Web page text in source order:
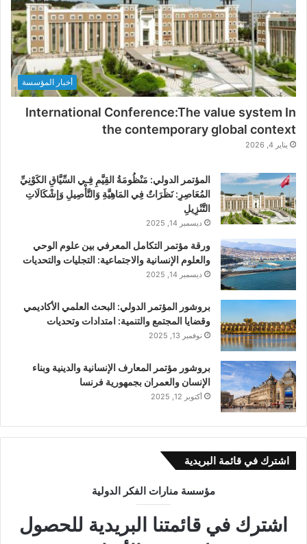
أخبار المؤسسة
International Conference:The value system In
the contemporary global context
يناير 4, 2026
المؤتمر الدولي: مَنْظُومَةُ القِيَّمِ فِـي السِّيَّاقِ الكَوْنِيِّ
المُعَاصِرِ: نَظَرَاتٌ فِي المَاهِيَّةِ وَالتَّأْصِيلِ وَإشْكَالَاتِ
التَّنْزِيلِ
ديسمبر 14, 2025
ورقة مؤتمر التكامل المعرفي بين علوم الوحي
والعلوم الإنسانية والاجتماعية: التجليات والتحديات
ديسمبر 14, 2025
بروشور المؤتمر الدولي: اﻟﺒﺤﺚ اﻟﻌﻠﻤﻲ اﻷﻛﺎدﻳﻤﻲ
وﻗﻀﺎﻳﺎ اﻟﻤﺠﺘﻤﻊ واﻟﺘﻨﻤﻴﺔ: اﻣﺘﺪادات وتحديات
نوفمبر 13, 2025
بروشور مؤتمر المعارف الإنسانية والدينية وبناء
الإنسان والعمران بجمهورية فرنسا
أكتوبر 12, 2025
اشترك في قائمة البريدية
مؤسسة منارات الفكر الدولية
اشترك في قائمتنا البريدية للحصول